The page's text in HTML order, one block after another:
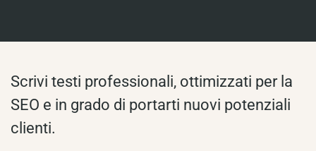
Scrivi testi professionali, ottimizzati per la
SEO e in grado di portarti nuovi potenziali
clienti.